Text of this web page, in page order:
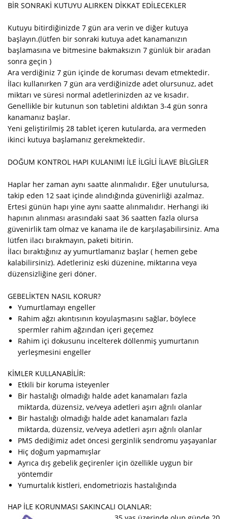
BİR SONRAKİ KUTUYU ALIRKEN DİKKAT EDİLECEKLER
Kutuyu bitirdiğinizde 7 gün ara verin ve diğer kutuya
başlayın.(lütfen bir sonraki kutuya adet kanamanızın
başlamasına ve bitmesine bakmaksızın 7 günlük bir aradan
sonra geçin )
Ara verdiğiniz 7 gün içinde de koruması devam etmektedir.
İlacı kullanırken 7 gün ara verdiğinizde adet olursunuz, adet
miktarı ve süresi normal adetlerinizden az ve kısadır.
Genellikle bir kutunun son tabletini aldıktan 3-4 gün sonra
kanamanız başlar.
Yeni geliştirilmiş 28 tablet içeren kutularda, ara vermeden
ikinci kutuya başlamanız gerekmektedir.
DOĞUM KONTROL HAPI KULANIMI İLE İLGİLİ İLAVE BİLGİLER
Haplar her zaman aynı saatte alınmalıdır. Eğer unutulursa,
takip eden 12 saat içinde alındığında güvenirliği azalmaz.
Ertesi günün hapı yine aynı saatte alınmalıdır. Herhangi iki
hapının alınması arasındaki saat 36 saatten fazla olursa
güvenirlik tam olmaz ve kanama ile de karşılaşabilirsiniz. Ama
lütfen ilacı bırakmayın, paketi bitirin.
İlacı bıraktığınız ay yumurtlamanız başlar ( hemen gebe
kalabilirsiniz). Adetleriniz eski düzenine, miktarına veya
düzensizliğine geri döner.
GEBELİKTEN NASIL KORUR?
Yumurtlamayı engeller
Rahim ağzı akıntısının koyulaşmasını sağlar, böylece
spermler rahim ağzından içeri geçemez
Rahim içi dokusunu incelterek döllenmiş yumurtanın
yerleşmesini engeller
KİMLER KULLANABİLİR:
Etkili bir koruma isteyenler
Bir hastalığı olmadığı halde adet kanamaları fazla
miktarda, düzensiz, ve/veya adetleri aşırı ağrılı olanlar
Bir hastalığı olmadığı halde adet kanamaları fazla
miktarda, düzensiz, ve/veya adetleri aşırı ağrılı olanlar
PMS dediğimiz adet öncesi gerginlik sendromu yaşayanlar
Hiç doğum yapmamışlar
Ayrıca dış gebelik geçirenler için özellikle uygun bir
yöntemdir
Yumurtalık kistleri, endometriozis hastalığında
HAP İLE KORUNMASI SAKINCALI OLANLAR: